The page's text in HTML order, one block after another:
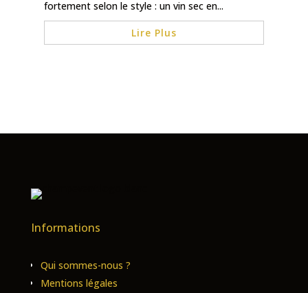
fortement selon le style : un vin sec en...
Lire Plus
Informations
Qui sommes-nous ?
Mentions légales